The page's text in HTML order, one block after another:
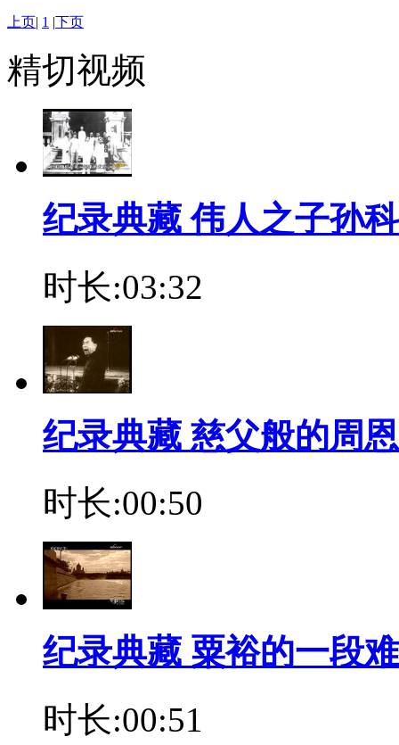
上页| 1 |下页
精切视频
纪录典藏 伟人之子孙
时长:03:32
纪录典藏 慈父般的周
时长:00:50
纪录典藏 粟裕的一段
时长:00:51